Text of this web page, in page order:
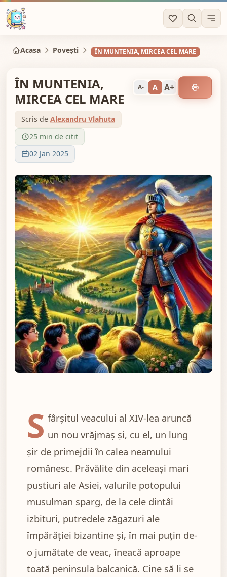
Acasa Povești ÎN MUNTENIA, MIRCEA CEL MARE
ÎN MUNTENIA,
MIRCEA CEL MARE
Scris de Alexandru Vlahuta
25 min de citit
02 Jan 2025
A- A A+
S fârșitul veacului al XIV-lea aruncă
un nou vrăjmaș și, cu el, un lung
șir de primejdii în calea neamului
românesc. Prăvălite din aceleași mari
pustiuri ale Asiei, valurile potopului
musulman sparg, de la cele dintâi
izbituri, putredele zăgazuri ale
împărăției bizantine și, în mai puțin de-
o jumătate de veac, îneacă aproape
toată peninsula balcanică. Cine să li se